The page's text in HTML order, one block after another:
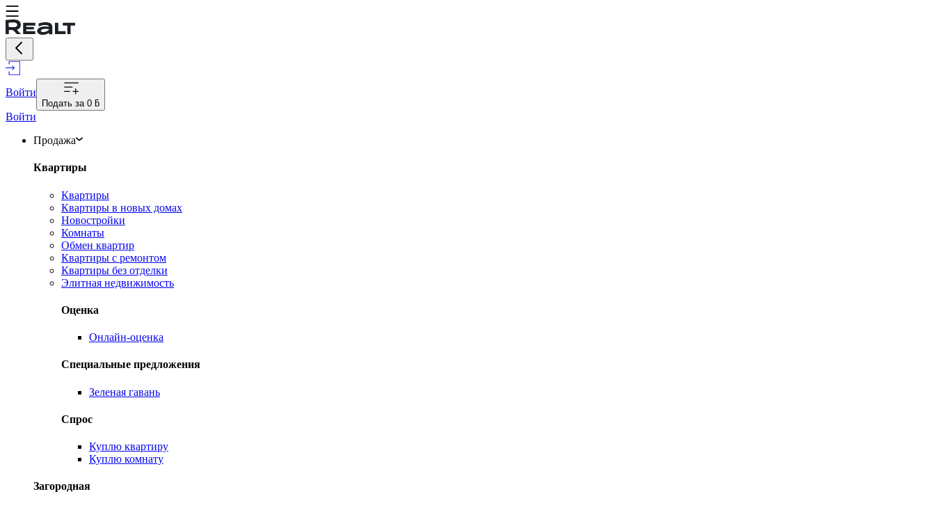
Войти
Подать за 0 ƃ
Войти
Продажа
Квартиры
Квартиры
Квартиры в новых домах
Новостройки
Комнаты
Обмен квартир
Квартиры с ремонтом
Квартиры без отделки
Элитная недвижимость
Оценка
Онлайн-оценка
Специальные предложения
Зеленая гавань
Спрос
Куплю квартиру
Куплю комнату
Загородная